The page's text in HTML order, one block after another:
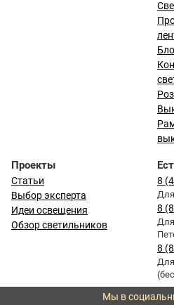
Проекты
Статьи
Выбор эксперта
Идеи освещения
Обзор светильников
8
8
8
Мы в